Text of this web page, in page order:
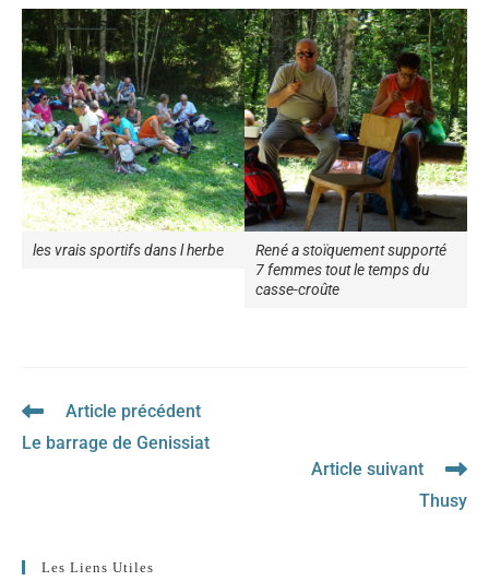
les vrais sportifs dans l herbe
René a stoïquement supporté
7 femmes tout le temps du
casse-croûte
Read
articles
Article précédent
Le barrage de Genissiat
Article suivant
Thusy
Les Liens Utiles